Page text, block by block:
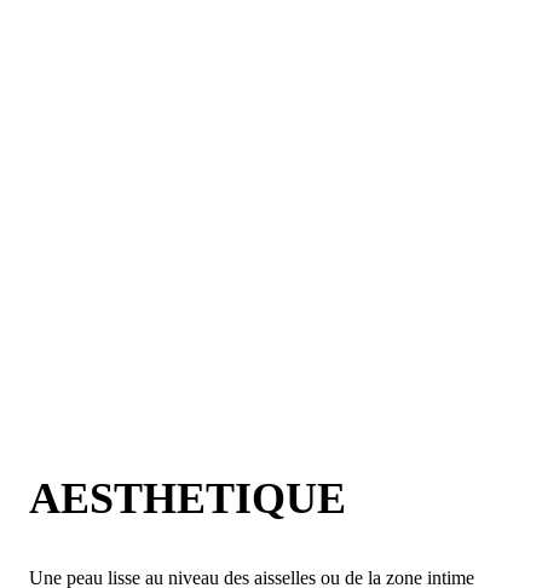
AESTHETIQUE
Une peau lisse au niveau des aisselles ou de la zone intime